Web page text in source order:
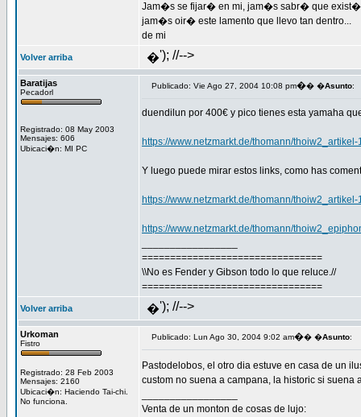
Jam�s se fijar� en mi, jam�s sabr� que exist�
jam�s oir� este lamento que llevo tan dentro...
de mi
Volver arriba �'); //-->
Baratijas
Pecadorl
Registrado: 08 May 2003
Mensajes: 606
Ubicaci�n: MI PC
Publicado: Vie Ago 27, 2004 10:08 pm�� �Asunto:
duendilun por 400€ y pico tienes esta yamaha
https://www.netzmarkt.de/thomann/
Y luego puede mirar estos links, como has
https://www.netzmarkt.de/thomann/
https://www.netzmarkt.de/thomann/
================================
\\No es Fender y Gibson todo lo que reluce.//
================================
Volver arriba �'); //-->
Urkoman
Fistro
Registrado: 28 Feb 2003
Mensajes: 2160
Ubicaci�n: Haciendo Tai-chi.
No funciona.
Publicado: Lun Ago 30, 2004 9:02 am�� �Asunto:
Pastodelobos, el otro dia estuve en casa de un
custom no suena a campana, la historic si
Venta de un monton de cosas de lujo: